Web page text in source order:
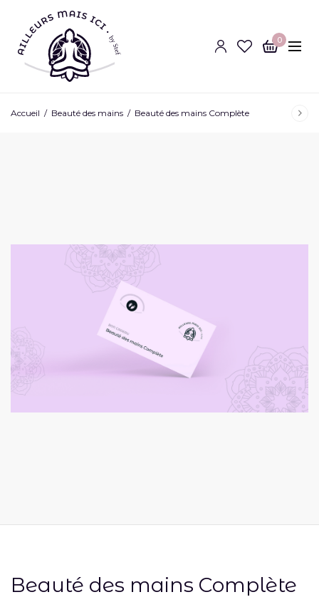
0
Accueil / Beauté des mains / Beauté des mains Complète
Beauté des mains Complète